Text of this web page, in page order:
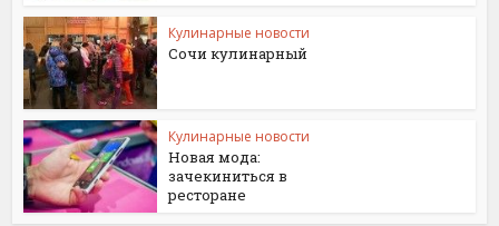
Кулинарные новости
Сочи кулинарный
Кулинарные новости
Новая мода:
зачекиниться в
ресторане